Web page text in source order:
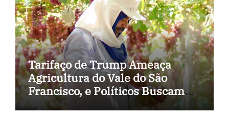
Tarifaço de Trump Ameaça
Agricultura do Vale do São
Francisco, e Políticos Buscam
Soluções